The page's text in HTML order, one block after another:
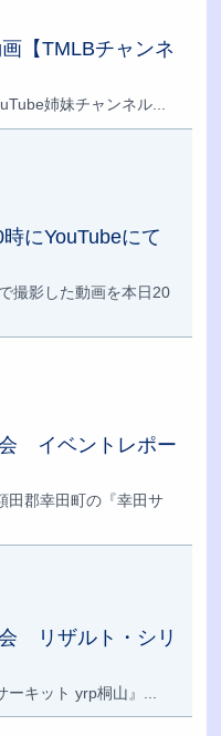
【TMLBチャンネ
姉妹チャンネル...
にYouTubeにて
撮影した動画を本日20
イベントレポー
田郡幸田町の『幸田サ
リザルト・シリ
キット yrp桐山』...